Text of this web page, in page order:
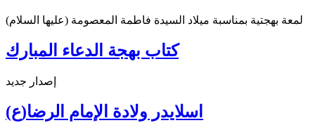
لمعة بهجتية بمناسبة ميلاد السيدة فاطمة المعصومة (عليها السلام)
كتاب بهجة الدعاء المبارك
إصدار جديد
اسلايدر ولادة الإمام الرضا(ع)